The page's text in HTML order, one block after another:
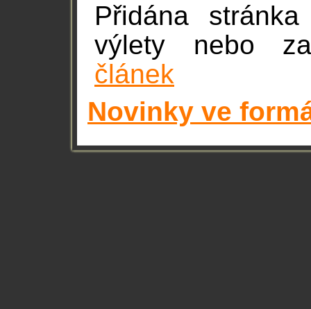
Přidána
výlety nebo
článek
Novinky ve